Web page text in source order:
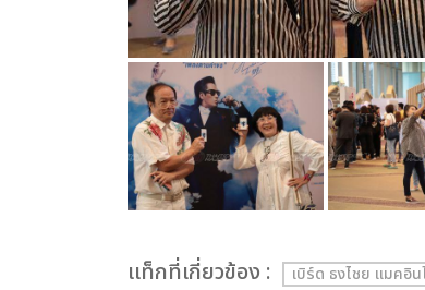
เเท็กที่เกี่ยวข้อง : เบิร์ด ธงไชย แมคอิ